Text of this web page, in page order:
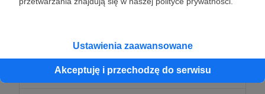
Ustawienia zaawansowane
Akceptuję i przechodzę do serwisu
300 zł miesięcznie